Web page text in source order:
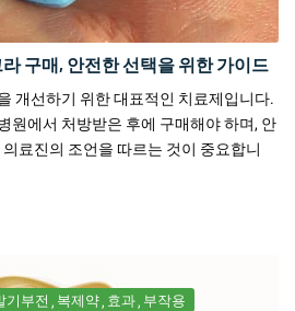
구매, 안전한 선택을 위한 가이드
개선하기 위한 대표적인 치료제입니다.
원에서 처방받은 후에 구매해야 하며, 안
료진의 조언을 따르는 것이 중요합니
기부전 복제약 효과 부작용